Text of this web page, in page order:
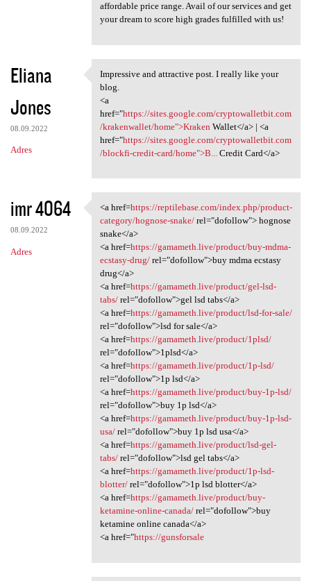
affordable price range. Avail of our services and get
your dream to score high grades fulfilled with us!
Eliana
Jones
08.09.2022
Adres
Impressive and attractive
Impressive and attractive post. I really like your
blog.
<a
href="https://sites.google.com/cryptowalletbit.com
/krakenwallet/home">Kraken Wallet</a> | <a
href="https://sites.google.com/cryptowalletbit.com
/blockfi-credit-card/home">B...
Credit Card</a>
imr 4064
08.09.2022
Adres
<a href=https://reptilebase
<a href=https://reptilebase.com/index.php/product-
category/hognose-snake/rel="dofollow"> hognose
snake</a>
<a href=https://gamameth.live/product/buy-mdma-
ecstasy-drug/rel="dofollow">buy mdma ecstasy
drug</a>
<a href=https://gamameth.live/product/gel-lsd-
tabs/rel="dofollow">gel lsd tabs</a>
<a href=https://gamameth.live/product/lsd-for-sale/
rel="dofollow">lsd for sale</a>
<a href=https://gamameth.live/product/1plsd/
rel="dofollow">1plsd</a>
<a href=https://gamameth.live/product/1p-lsd/
rel="dofollow">1p lsd</a>
<a href=https://gamameth.live/product/buy-1p-lsd/
rel="dofollow">buy 1p lsd</a>
<a href=https://gamameth.live/product/buy-1p-lsd-
usa/rel="dofollow">buy 1p lsd usa</a>
<a href=https://gamameth.live/product/lsd-gel-
tabs/rel="dofollow">lsd gel tabs</a>
<a href=https://gamameth.live/product/1p-lsd-
blotter/rel="dofollow">1p lsd blotter</a>
<a href=https://gamameth.live/product/buy-
ketamine-online-canada/rel="dofollow">buy
ketamine online canada</a>
<a href="https://gunsforsale